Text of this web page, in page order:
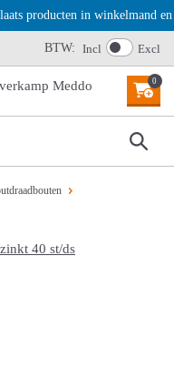
producten in winkelmand en
BTW: Incl Excl
0